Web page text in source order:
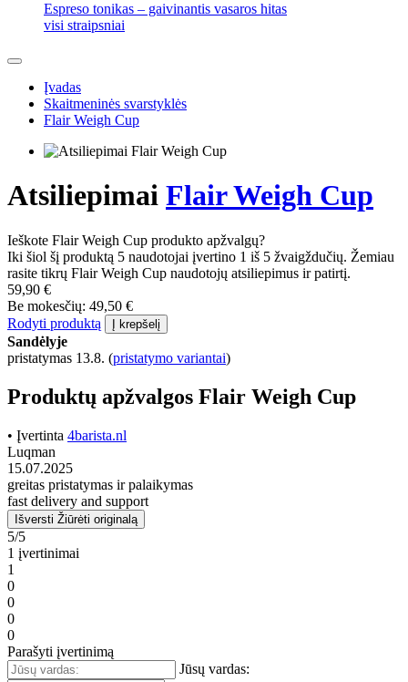
Espreso tonikas – gaivinantis vasaros hitas
visi straipsniai
Įvadas
Skaitmeninės svarstyklės
Flair Weigh Cup
Atsiliepimai Flair Weigh Cup
Ieškote Flair Weigh Cup produkto apžvalgų?
Iki šiol šį produktą 5 naudotojai įvertino 1 iš 5 žvaigždučių. Žemiau
rasite tikrų Flair Weigh Cup naudotojų atsiliepimus ir patirtį.
59,90 €
Be mokesčių: 49,50 €
Rodyti produktą
Į krepšelį
Sandėlyje
pristatymas 13.8. (pristatymo variantai)
Produktų apžvalgos Flair Weigh Cup
• Įvertinta 4barista.nl
Luqman
15.07.2025
greitas pristatymas ir palaikymas
fast delivery and support
Išversti Žiūrėti originalą
5/5
1 įvertinimai
1
0
0
0
0
Parašyti įvertinimą
Jūsų vardas: